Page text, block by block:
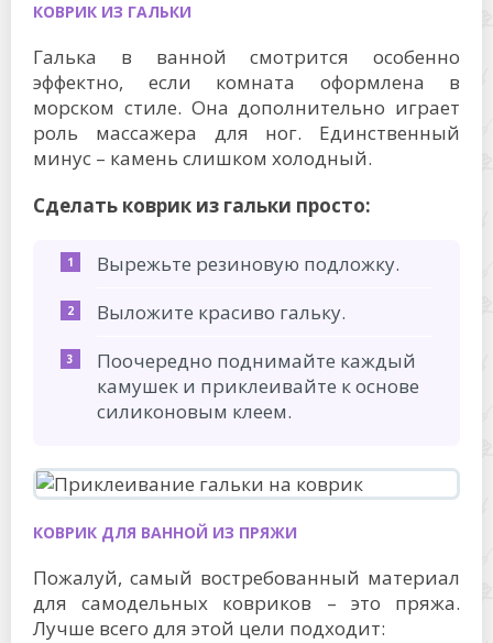
КОВРИК ИЗ ГАЛЬКИ
Галька в ванной смотрится особенно
эффектно, если комната оформлена в
морском стиле. Она дополнительно играет
роль массажера для ног. Единственный
минус – камень слишком холодный.
Сделать коврик из гальки просто:
Вырежьте резиновую подложку.
Выложите красиво гальку.
Поочередно поднимайте каждый
камушек и приклеивайте к основе
силиконовым клеем.
КОВРИК ДЛЯ ВАННОЙ ИЗ ПРЯЖИ
Пожалуй, самый востребованный материал
для самодельных ковриков – это пряжа.
Лучше всего для этой цели подходит: